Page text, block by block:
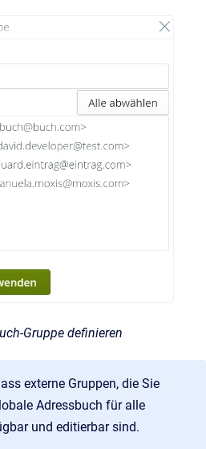
Gruppe definieren
externe Gruppen, die Sie
Adressbuch für alle
und editierbar sind.